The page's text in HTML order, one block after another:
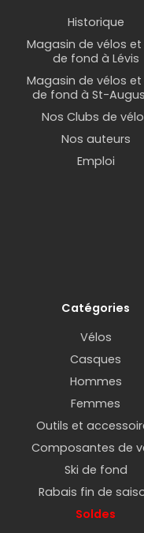
Historique
Magasin de vélos et
de fond à Lévis
Magasin de vélos et
de fond à St-
Nos Clubs de
Nos auteurs
Emploi
Catégories
Vélos
Casques
Hommes
Femmes
Outils et
Composantes de
Ski de fond
Rabais fin de
Soldes